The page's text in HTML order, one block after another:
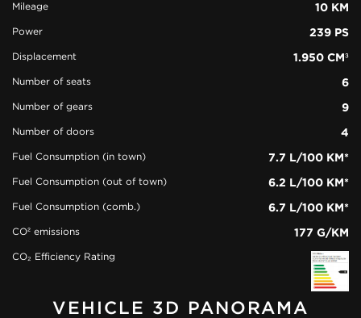
Mileage 10 KM
Power 239 PS
Displacement 1.950 CM³
Number of seats 6
Number of gears 9
Number of doors 4
Fuel Consumption (in town) 7.7 L/100 KM*
Fuel Consumption (out of town) 6.2 L/100 KM*
Fuel Consumption (comb.) 6.7 L/100 KM*
CO² emissions 177 G/KM
CO₂ Efficiency Rating
VEHICLE 3D PANORAMA